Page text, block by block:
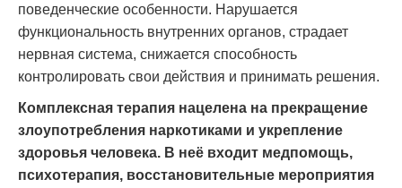
поведенческие особенности. Нарушается
функциональность внутренних органов, страдает
нервная система, снижается способность
контролировать свои действия и принимать решения.
Комплексная терапия нацелена на прекращение
злоупотребления наркотиками и укрепление
здоровья человека. В неё входит медпомощь,
психотерапия, восстановительные мероприятия